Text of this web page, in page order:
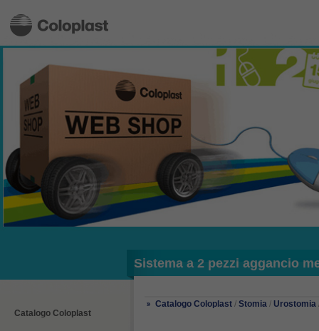
Sistema a 2 pezzi aggancio
Catalogo Coloplast
Catalogo Coloplast / Stomia / Urostomia